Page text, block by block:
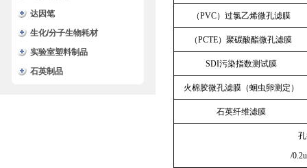
达因笔
生化/分子生物耗材
实验室塑料制品
石英制品
（PVC）过氯乙烯微孔滤膜
（PCTE）聚碳酸酯微孔滤膜
SDI污染指数测试膜
火棉胶微孔滤膜（蛔虫卵测定）
石英纤维滤膜
孔
/